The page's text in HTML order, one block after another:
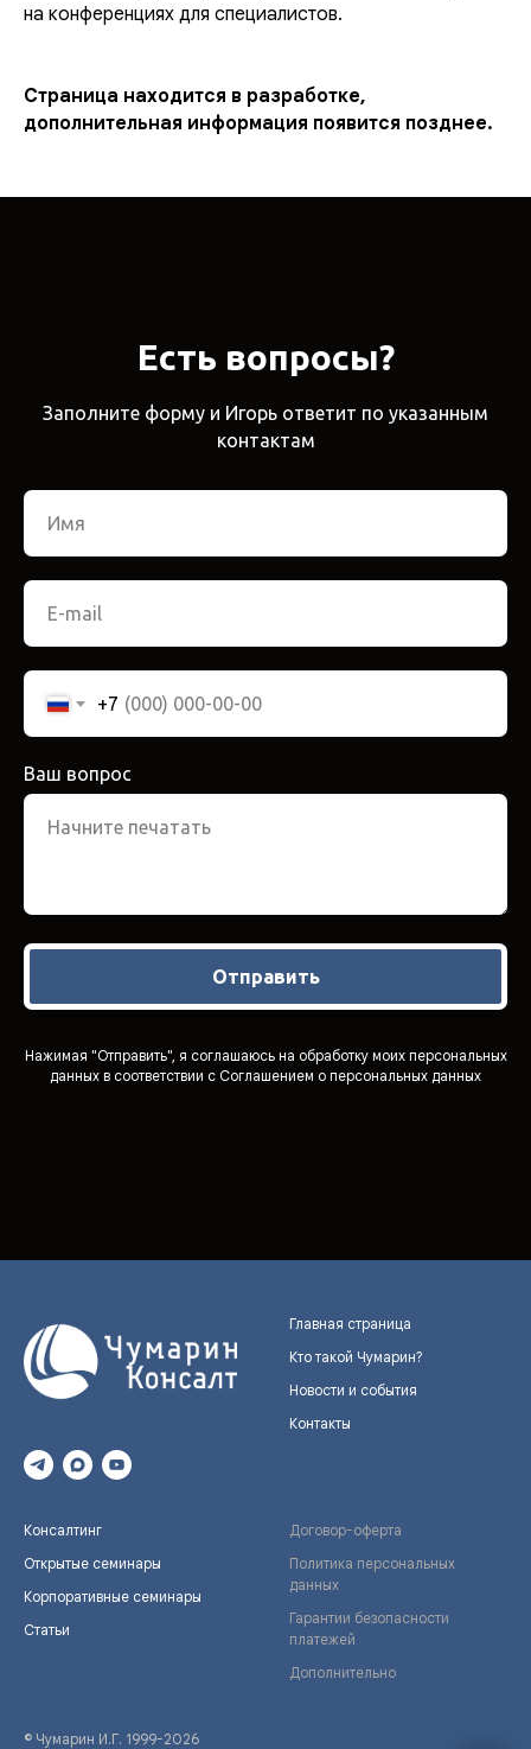
на конференциях для специалистов.
Страница находится в разработке,
дополнительная информация появится позднее.
Есть вопросы?
Заполните форму и Игорь ответит по указанным
контактам
Имя
E-mail
+7
Ваш вопрос
Начните печатать
Отправить
Нажимая "Отправить", я соглашаюсь на обработку моих персональных
данных в соответствии с Соглашением о персональных данных
Главная страница
Кто такой Чумарин?
Новости и события
Контакты
Консалтинг
Открытые семинары
Корпоративные семинары
Статьи
Договор-оферта
Политика персональных
данных
Гарантии безопасности
платежей
Дополнительно
© Чумарин И.Г. 1999-2026